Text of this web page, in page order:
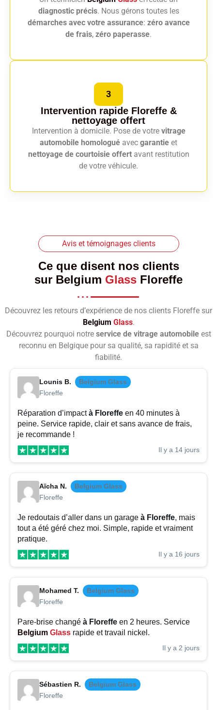
diagnostic précis. Nous gérons toutes les
démarches avec votre assurance: zéro avance
de frais, zéro paperasse.
3
Intervention rapide Floreffe &
nettoyage offert
Intervention à domicile. Pose de votre vitrage
automobile homologué avec garantie et
nettoyage de courtoisie offertavant restitution
de votre véhicule.
Avis et témoignages clients
Ce que disent nos clients
sur Belgium Glass Floreffe
Découvrez les retours d’expérience de nos clients Floreffe sur
Belgium Glass.
Découvrez pourquoi notre service de vitrage automobileest
reconnu en Belgique pour sa qualité, sa rapidité et sa
fiabilité.
Lounis B.
Belgium Glass
Floreffe
Réparation d’impactà Floreffe en 40 minutes à
peine. Service rapide, clair et sans avance de frais,
je recommande !
Il y a 14 jours
Aïcha N.
Belgium Glass
Floreffe
Je redoutais d’aller dans un garage à Floreffe, mais
tout a été géré chez moi. Simple, rapide et vraiment
pratique.
Il y a 16 jours
Mohamed T.
Belgium Glass
Floreffe
Pare-brise changé à Floreffe en 2 heures. Service
Belgium Glass rapide et travail nickel.
Il y a 2 jours
Sébastien R.
Belgium Glass
Floreffe